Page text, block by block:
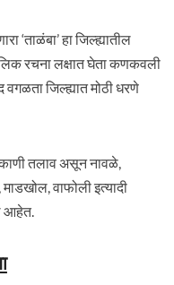
‘ताळंबा’ हा जिल्ह्यातील
रचना लक्षात घेता कणकवली
जिल्ह्यात मोठी धरणे
तलाव असून नावळे,
वाफोली इत्यादी
आहेत.